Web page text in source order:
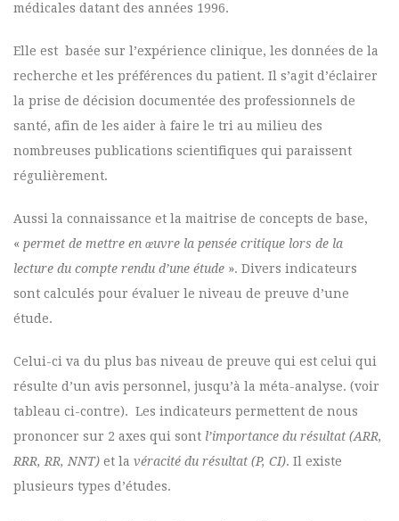
médicales datant des années 1996.
Elle est basée sur l’expérience clinique, les données de la
recherche et les préférences du patient. Il s’agit d’éclairer
la prise de décision documentée des professionnels de
santé, afin de les aider à faire le tri au milieu des
nombreuses publications scientifiques qui paraissent
régulièrement.
Aussi la connaissance et la maitrise de concepts de base,
« permet de mettre en œuvre la pensée critique lors de la
lecture du compte rendu d’une étude ». Divers indicateurs
sont calculés pour évaluer le niveau de preuve d’une
étude.
Celui-ci va du plus bas niveau de preuve qui est celui qui
résulte d’un avis personnel, jusqu’à la méta-analyse. (voir
tableau ci-contre). Les indicateurs permettent de nous
prononcer sur 2 axes qui sont l’importance du résultat (ARR,
RRR, RR, NNT) et la véracité du résultat (P, CI). Il existe
plusieurs types d’études.